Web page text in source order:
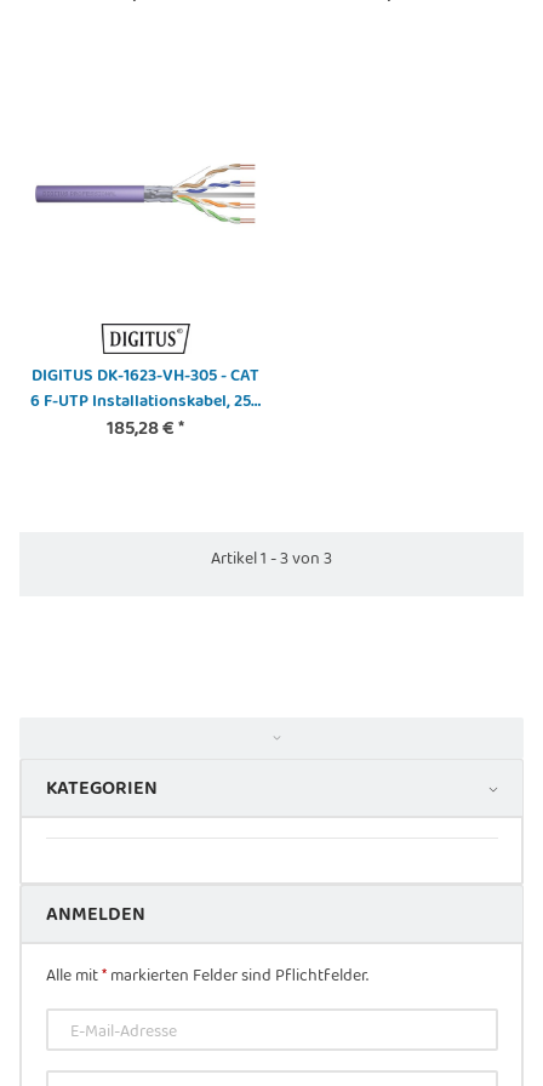
DIGITUS DK-1623-VH-305 - CAT
6 F-UTP Installationskabel, 250
MHz Eca (EN 50575), AWG 23/1,
185,28 €*
Artikel 1 - 3 von 3
KATEGORIEN
ANMELDEN
Alle mit*markierten Felder sind Pflichtfelder.
E-Mail-Adresse